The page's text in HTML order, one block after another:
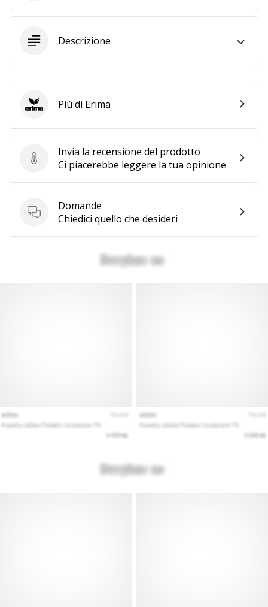
Descrizione
Invia la recensione del prodotto
Invia la recensione del prodotto
Ci piacerebbe leggere la tua opinione
Domande
Domande
Chiedici quello che desideri
ErimaPiù di Erima